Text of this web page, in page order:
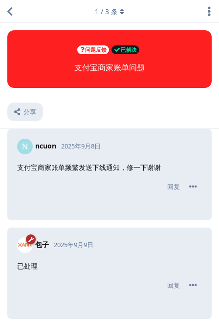
问题反馈 已解决
支付宝商家账单问题
分享
1 / 3 条
N ncuon 2025年9月8日
支付宝商家账单频繁发送下线通知，修一下谢谢
回复
包子 2025年9月9日
已处理
回复